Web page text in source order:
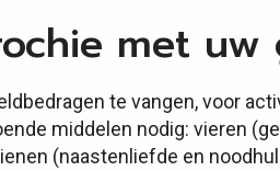
met
te vangen, voor
middelen nodig: vieren
(naastenliefde en